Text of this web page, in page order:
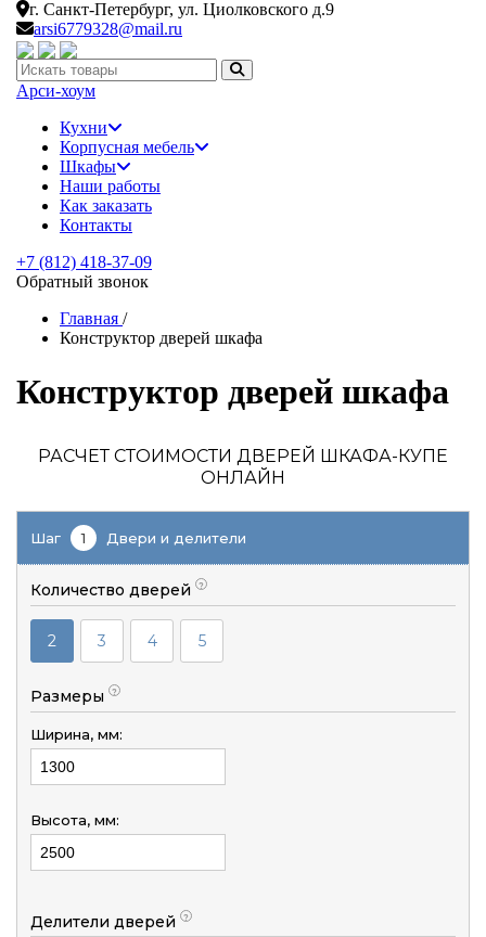
г. Санкт-Петербург, ул. Циолковского д.9
arsi6779328@mail.ru
Искать:
Арси-хоум
Кухни
Корпусная мебель
Шкафы
Наши работы
Как заказать
Контакты
+7 (812) 418-37-09
Обратный звонок
Главная /
Конструктор дверей шкафа
Конструктор дверей шкафа
РАСЧЕТ СТОИМОСТИ ДВЕРЕЙ ШКАФА-КУПЕ
ОНЛАЙН
Шаг 1 Двери и делители
Количество дверей ?
2 3 4 5
Размеры ?
Ширина, мм:
Высота, мм:
Делители дверей ?